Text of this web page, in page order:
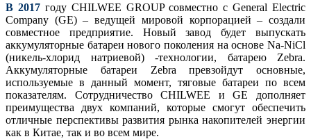
В 2017 году CHILWEE GROUP совместно с General Electric
Company (GE) – ведущей мировой корпорацией – создали
совместное предприятие. Новый завод будет выпускать
аккумуляторные батареи нового поколения на основе Na-NiCl
(никель-хлорид натриевой) -технологии, батарею Zebra.
Аккумуляторные батареи Zebra превзойдут основные,
используемые в данный момент, тяговые батареи по всем
показателям. Сотрудничество CHILWEE и GE дополняет
преимущества двух компаний, которые смогут обеспечить
отличные перспективы развития рынка накопителей энергии
как в Китае, так и во всем мире.